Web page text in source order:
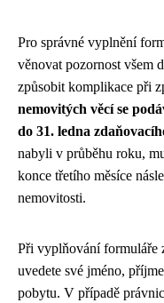
Pro správné vyplnění
věnovat pozornost všem
způsobit komplikace při
nemovitých věcí se
do 31. ledna
nabyli v průběhu roku,
konce třetího měsíce
nemovitosti.
Při vyplňování formuláře
uvedete své jméno,
pobytu. V případě